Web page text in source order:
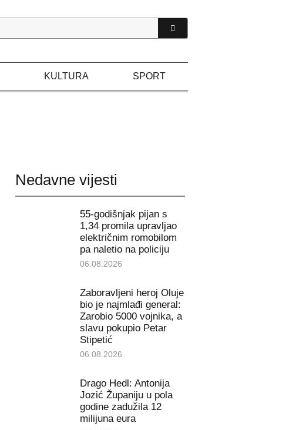
KULTURA SPORT
Nedavne vijesti
55-godišnjak pijan s
1,34 promila upravljao
električnim romobilom
pa naletio na policiju
06.08.2026
Zaboravljeni heroj Oluje
bio je najmlađi general:
Zarobio 5000 vojnika, a
slavu pokupio Petar
Stipetić
06.08.2026
Drago Hedl: Antonija
Jozić Županiju u pola
godine zadužila 12
milijuna eura